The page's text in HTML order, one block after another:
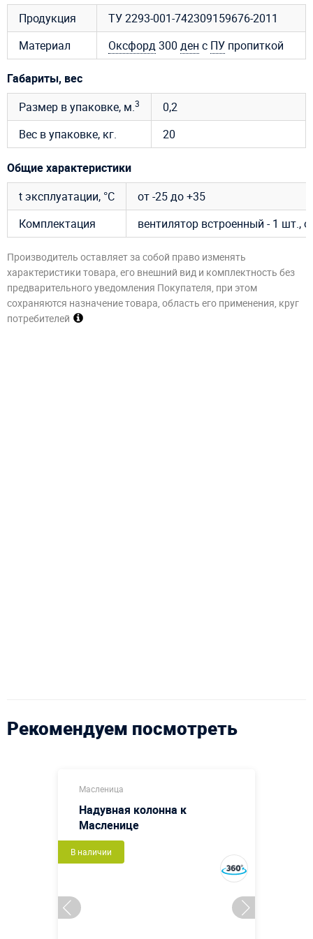
Продукция
ТУ 2293-001-742309159676-2011
Материал
Оксфорд300 ден с ПУ пропиткой
Габариты, вес
Размер в упаковке, м.3
0,2
Вес в упаковке, кг.
20
Общие характеристики
t эксплуатации, °C
от -25 до +35
Комплектация
вентилятор встроенный - 1 шт.,
Производитель оставляет за собой право изменять
характеристики товара, его внешний вид и комплектность без
предварительного уведомления Покупателя, при этом
сохраняются назначение товара, область его применения, круг
потребителей
Рекомендуем посмотреть
Масленица
Надувная колонна к
Масленице
В наличии